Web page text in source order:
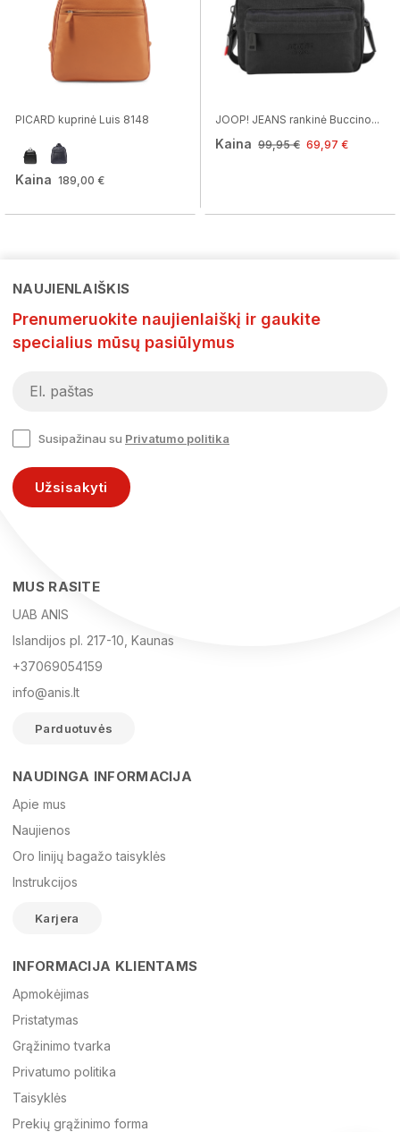
PICARD kuprinė Luis 8148
Kaina 189,00 €
JOOP! JEANS rankinė Buccino...
Kaina 99,95 € 69,97 €
El. paštas
Žinutė
NAUJIENLAIŠKIS
Prenumeruokite naujienlaiškį ir gaukite
specialius mūsų pasiūlymus
Susipažinau su Privatumo politika
Užsisakyti
MUS RASITE
UAB ANIS
Islandijos pl. 217-10, Kaunas
+37069054159
info@anis.lt
Parduotuvės
NAUDINGA INFORMACIJA
Apie mus
Naujienos
Oro linijų bagažo taisyklės
Instrukcijos
Karjera
INFORMACIJA KLIENTAMS
Apmokėjimas
Pristatymas
Grąžinimo tvarka
Privatumo politika
Taisyklės
Prekių grąžinimo forma